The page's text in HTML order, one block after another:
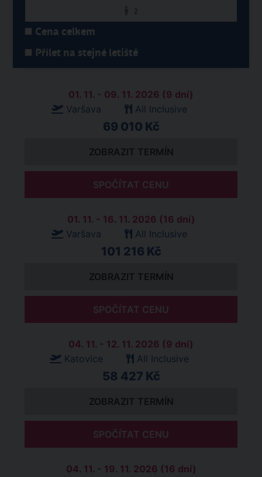
Cena celkem
Přílet na stejné letiště
01. 11. - 09. 11. 2026 (9 dní)
Varšava
All Inclusive
69 010 Kč
ZOBRAZIT TERMÍN
SPOČÍTAT CENU
01. 11. - 16. 11. 2026 (16 dní)
Varšava
All Inclusive
101 216 Kč
ZOBRAZIT TERMÍN
SPOČÍTAT CENU
04. 11. - 12. 11. 2026 (9 dní)
Katovice
All Inclusive
58 427 Kč
ZOBRAZIT TERMÍN
SPOČÍTAT CENU
04. 11. - 19. 11. 2026 (16 dní)